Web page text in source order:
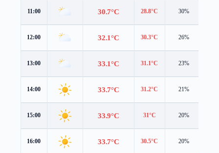
11:00 30.7°C 28.8°C 30%
12:00 32.1°C 30.3°C 26%
13:00 33.1°C 31.1°C 23%
14:00 33.7°C 31.2°C 21%
15:00 33.9°C 31°C 20%
16:00 33.7°C 30.5°C 20%